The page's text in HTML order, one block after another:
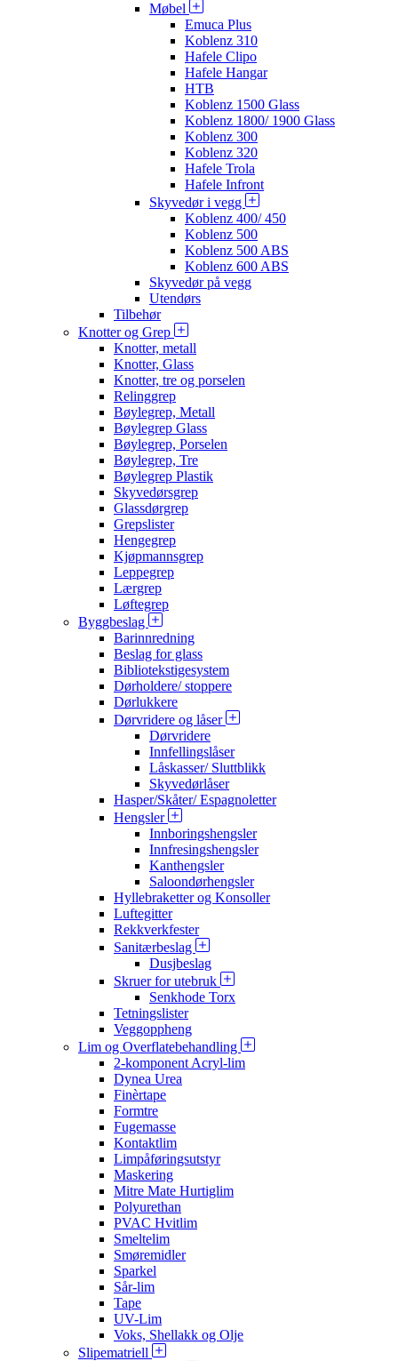
Møbel
Emuca Plus
Koblenz 310
Hafele Clipo
Hafele Hangar
HTB
Koblenz 1500 Glass
Koblenz 1800/ 1900 Glass
Koblenz 300
Koblenz 320
Hafele Trola
Hafele Infront
Skyvedør i vegg
Koblenz 400/ 450
Koblenz 500
Koblenz 500 ABS
Koblenz 600 ABS
Skyvedør på vegg
Utendørs
Tilbehør
Knotter og Grep
Knotter, metall
Knotter, Glass
Knotter, tre og porselen
Relinggrep
Bøylegrep, Metall
Bøylegrep Glass
Bøylegrep, Porselen
Bøylegrep, Tre
Bøylegrep Plastik
Skyvedørsgrep
Glassdørgrep
Grepslister
Hengegrep
Kjøpmannsgrep
Leppegrep
Lærgrep
Løftegrep
Byggbeslag
Barinnredning
Beslag for glass
Bibliotekstigesystem
Dørholdere/ stoppere
Dørlukkere
Dørvridere og låser
Dørvridere
Innfellingslåser
Låskasser/ Sluttblikk
Skyvedørlåser
Hasper/Skåter/ Espagnoletter
Hengsler
Innboringshengsler
Innfresingshengsler
Kanthengsler
Saloondørhengsler
Hyllebraketter og Konsoller
Luftegitter
Rekkverkfester
Sanitærbeslag
Dusjbeslag
Skruer for utebruk
Senkhode Torx
Tetningslister
Veggoppheng
Lim og Overflatebehandling
2-komponent Acryl-lim
Dynea Urea
Finèrtape
Formtre
Fugemasse
Kontaktlim
Limpåføringsutstyr
Maskering
Mitre Mate Hurtiglim
Polyurethan
PVAC Hvitlim
Smeltelim
Smøremidler
Sparkel
Sår-lim
Tape
UV-Lim
Voks, Shellakk og Olje
Slipematriell